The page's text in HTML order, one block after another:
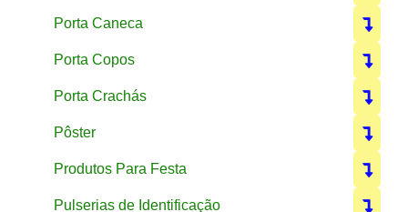
Porta Caneca
Porta Copos
Porta Crachás
Pôster
Produtos Para Festa
Pulserias de Identificação